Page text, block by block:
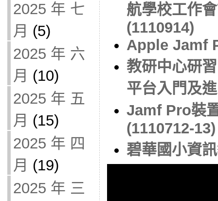
2025 年 七
月 (5)
2025 年 六
月 (10)
2025 年 五
月 (15)
2025 年 四
月 (19)
2025 年 三
航學校工作
(1110914)
Apple Jamf
教研中心研
平台入門及
Jamf Pro裝
(1110712-13)
碧華國小資